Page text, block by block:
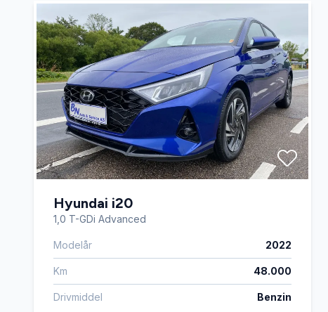
Hyundai i20
1,0 T-GDi Advanced
Modelår 2022
Km 48.000
Drivmiddel Benzin